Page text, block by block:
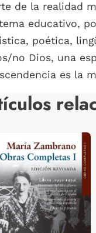
de la realidad
educativo,
poética,
no Dios, una
es la